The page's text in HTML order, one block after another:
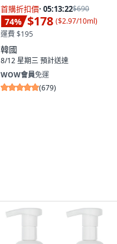
首購折扣價· 05:13:21$690
74% $178 ($2.97/10ml)
運費 $195
韓國
8/12 星期三預計送達
WOW會員免運
(679)